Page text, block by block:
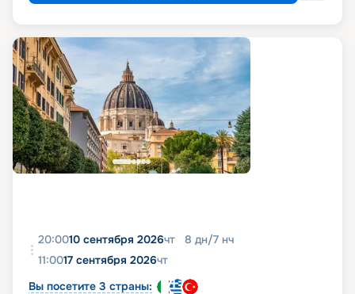
20:0010 сентября 2026чт 8 дн/7 нч
11:0017 сентября 2026чт
Вы посетите 3 страны: